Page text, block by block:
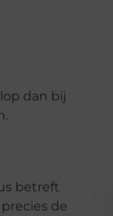
dan bij
betreft
de